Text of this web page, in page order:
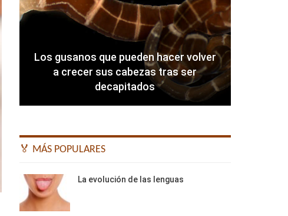
Los gusanos que pueden hacer volver
a crecer sus cabezas tras ser
decapitados
🏅 MÁS POPULARES
La evolución de las lenguas